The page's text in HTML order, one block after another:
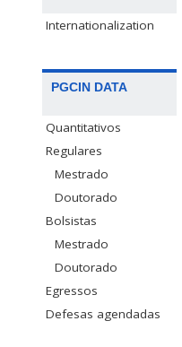
Internationalization
PGCIN DATA
Quantitativos
Regulares
Mestrado
Doutorado
Bolsistas
Mestrado
Doutorado
Egressos
Defesas agendadas